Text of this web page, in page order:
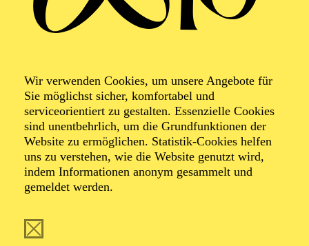
Wir verwenden Cookies, um unsere Angebote für
Sie möglichst sicher, komfortabel und
serviceorientiert zu gestalten. Essenzielle Cookies
sind unentbehrlich, um die Grundfunktionen der
Website zu ermöglichen. Statistik-Cookies helfen
uns zu verstehen, wie die Website genutzt wird,
indem Informationen anonym gesammelt und
gemeldet werden.
Music Lectures
Einführung in den Barock (1. Teil)
TICKETS